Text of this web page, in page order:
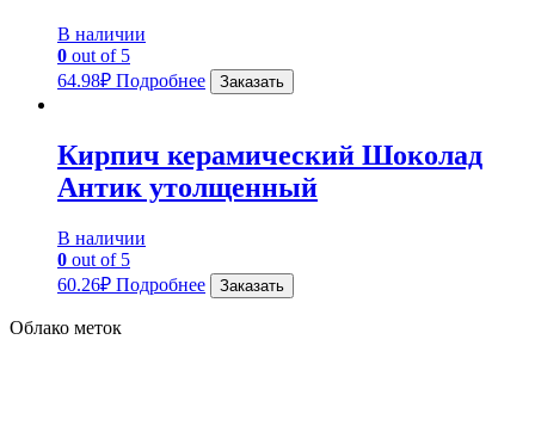
В наличии
0 out of 5
64.98₽ Подробнее Заказать
Кирпич керамический Шоколад
Антик утолщенный
В наличии
0 out of 5
60.26₽ Подробнее Заказать
Облако меток